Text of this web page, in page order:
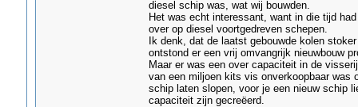
diesel schip was, wat wij bouwden.
Het was echt interessant, want in die tijd
over op diesel voortgedreven schepen.
Ik denk, dat de laatst gebouwde kolen
ontstond er een vrij omvangrijk nieuwbouw
Maar er was een over capaciteit in de
van een miljoen kits vis onverkoopbaar
schip laten slopen, voor je een nieuw schip
capaciteit zijn gecreëerd.